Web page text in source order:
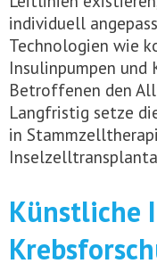
individuell
Technologien wie
Insulinpumpen
Betroffenen den
Langfristig setze
in
Künstliche